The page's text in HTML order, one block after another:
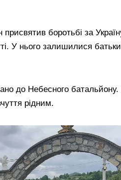
присвятив боротьбі за
У нього залишилися
до Небесного батальйону.
рідним.